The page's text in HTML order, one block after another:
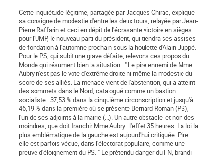
Cette inquiétude légitime, partagée par Jacques Chirac, explique
sa consigne de modestie d'entre les deux tours, relayée par Jean-
Pierre Raffarin et ceci en dépit de l'écrasante victoire en sièges
pour l'UMP, le nouveau parti du président, qui tiendra ses assises
de fondation à l'automne prochain sous la houlette d'Alain Juppé.
Pour le PS, qui subit une grave défaite, relevons ces propos du
Monde qui résument bien la situation : " Le pire ennemi de Mme
Aubry n'est pas le vote d'extrême droite ni même la modestie du
score de ses alliés. La menace vient de l'abstention, qui a atteint
des sommets dans le Nord, catalogué comme un bastion
socialiste : 37,53 % dans la cinquième circonscription et jusqu'à
46,19 % dans la première où se présente Bernard Roman (PS),
l'un de ses adjoints à la mairie (...). Un autre obstacle, et non des
moindres, que doit franchir Mme Aubry : l'effet 35 heures. La loi la
plus emblématique de la gauche est aujourd'hui critiquée. Pire :
elle est parfois vécue, dans l'électorat populaire, comme une
preuve d'éloignement du PS. " Le prétendu danger du FN, brandi